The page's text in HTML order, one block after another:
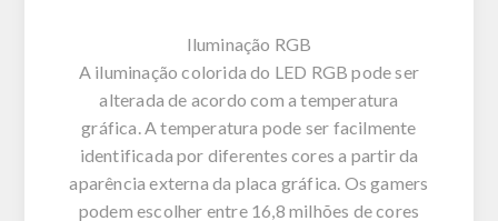
Iluminação RGB
A iluminação colorida do LED RGB pode ser
alterada de acordo com a temperatura
gráfica. A temperatura pode ser facilmente
identificada por diferentes cores a partir da
aparência externa da placa gráfica. Os gamers
podem escolher entre 16,8 milhões de cores